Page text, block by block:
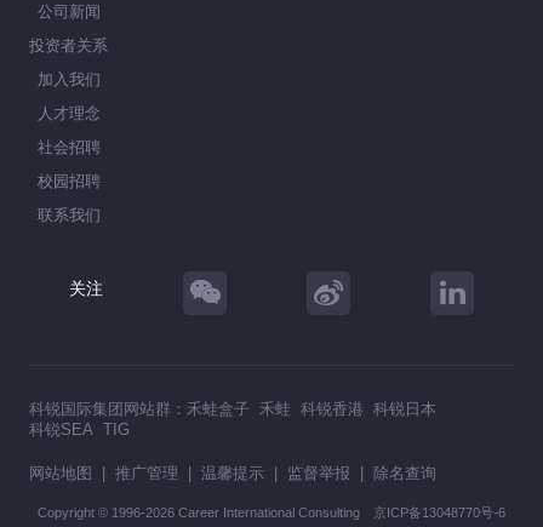
公司新闻
投资者关系
加入我们
人才理念
社会招聘
校园招聘
联系我们
关注
科锐国际集团网站群： 禾蛙盒子 禾蛙 科锐香港 科锐日本
科锐SEA TIG
网站地图 推广管理 温馨提示 监督举报 除名查询
Copyright © 1996-2026 Career International Consulting 京ICP备13048770号-6